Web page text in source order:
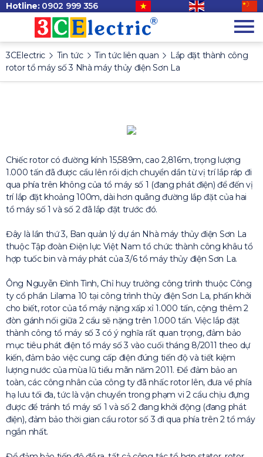
Hotline: 0902 999 356
3CElectric Tin tức Tin tức liên quan
Lắp đặt thành công
rotor tổ máy số 3 Nhà máy thủy điện Sơn La
Chiếc rotor có đường kính 15,589m, cao 2,816m, trọng lượng
1.000 tấn đã được cẩu lên rồi dịch chuyển dần từ vị trí lắp ráp đi
qua phía trên không của tổ máy số 1 (đang phát điện) để đến vị
trí lắp đặt khoảng 100m, dài hơn quãng đường lắp đặt của hai
tổ máy số 1 và số 2 đã lắp đặt trước đó.
Đây là lần thứ 3, Ban quản lý dự án Nhà máy thủy điện Sơn La
thuộc Tập đoàn Điện lực Việt Nam tổ chức thành công khâu tổ
hợp tuốc bin và máy phát của 3/6 tổ máy thủy điện Sơn La.
Ông Nguyễn Đình Tình, Chỉ huy trưởng công trình thuộc Công
ty cổ phần Lilama 10 tại công trình thủy điện Sơn La, phấn khởi
cho biết, rotor của tổ máy nặng xấp xỉ 1.000 tấn, cộng thêm 2
đòn gánh nối giữa 2 cẩu sẽ nặng trên 1.000 tấn. Việc lắp đặt
thành công tổ máy số 3 có ý nghĩa rất quan trọng, đảm bảo
mục tiêu phát điện tổ máy số 3 vào cuối tháng 8/2011 theo dự
kiến, đảm bảo việc cung cấp điện đúng tiến độ và tiết kiệm
lượng nước của mùa lũ tiểu mãn năm 2011. Để đảm bảo an
toàn, các công nhân của công ty đã nhấc rotor lên, đưa về phía
hạ lưu tối đa, tức là vận chuyển trong phạm vi 2 cẩu chịu đựng
được để tránh tổ máy số 1 và số 2 đang khởi động (đang phát
điện), đảm bảo thời gian cẩu rotor số 3 đi qua phía trên 2 tổ máy
ngắn nhất.